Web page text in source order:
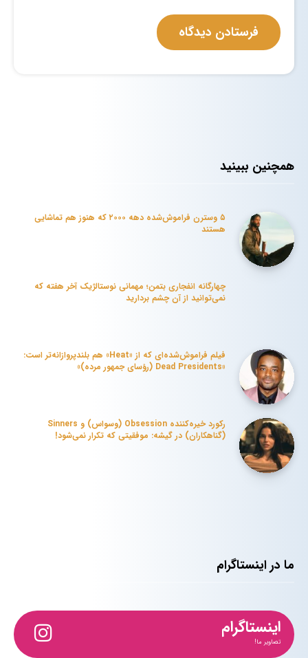
همچنین ببینید
۵ وسترن فراموش‌شده دهه ۲۰۰۰ که هنوز هم تماشایی
هستند
چهارگانه انفجاری بتمن؛ مهمانی نوستالژیک آخر هفته که
نمی‌توانید از آن چشم بردارید
فیلم فراموش‌شده‌ای که از «Heat» هم بلندپروازانه‌تر است:
«Dead Presidents (رؤسای جمهور مرده)»
رکورد خیره‌کننده Obsession (وسواس) و Sinners
(گناهکاران) در گیشه: موفقیتی که تکرار نمی‌شود!
ما در اینستاگرام
اینستاگرام
تصاویر ما!